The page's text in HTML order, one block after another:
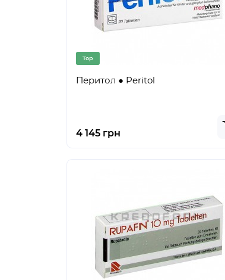
Top
Перитол ● Peritol
4 145 грн